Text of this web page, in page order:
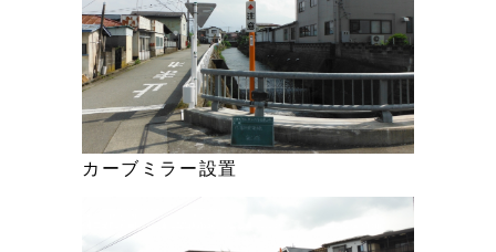
カーブミラー設置